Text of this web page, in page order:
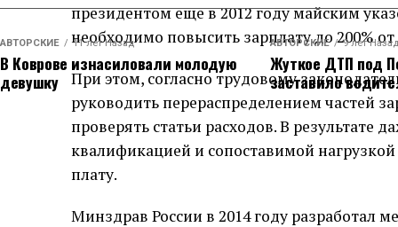
президентом еще в 2012 году майским
необходимо повысить зарплату до 200%
При этом, согласно трудовому
руководить перераспределением частей
проверять статьи расходов. В результате
квалификацией и сопоставимой
плату.
Минздрав России в 2014 году разработал
АВТОРСКИЕ 11 лет Назад
В Коврове изнасиловали молодую
девушку
АВТОРСКИЕ 9 лет Назад
Жуткое ДТП под
заставило